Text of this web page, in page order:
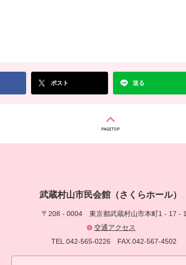
ポスト 送る
武蔵村山市民会館（さくらホール）
〒208 - 0004 東京都武蔵村山市本町1 - 17 - 1
交通アクセス
TEL.042-565-0226 FAX.042-567-4502